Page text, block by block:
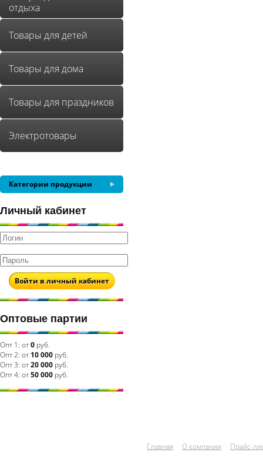
отдыха
Товары для детей
Товары для дома
Товары для праздников
Электротовары
Категории продукции
Личный кабинет
Войти в личный кабинет
Оптовые партии
Опт 1: от0 руб.
Опт 2: от 10 000 руб.
Опт 3: от20 000 руб.
Опт 4: от50 000 руб.
Главная О компании Прайс-